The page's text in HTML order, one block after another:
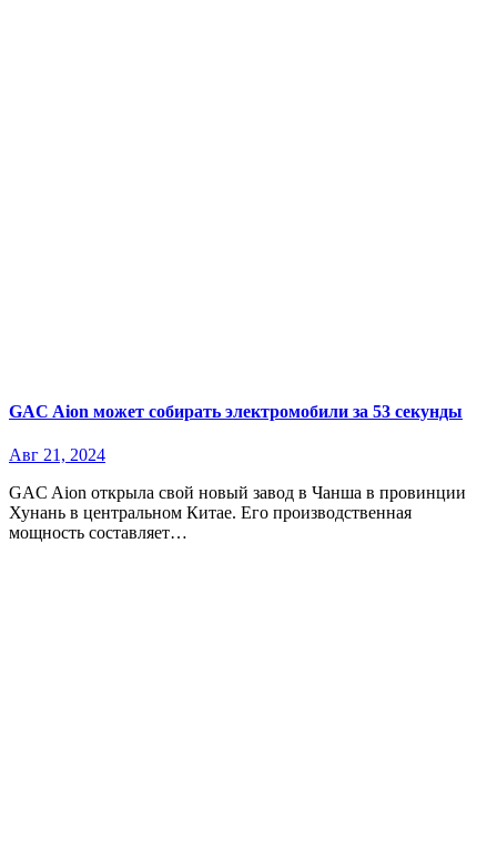
GAC Aion может собирать электромобили за 53 секунды
Авг 21, 2024
GAC Aion открыла свой новый завод в Чанша в провинции
Хунань в центральном Китае. Его производственная
мощность составляет…